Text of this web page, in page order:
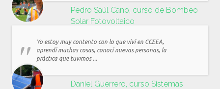
Pedro Saúl Cano, curso de Bombeo
Solar Fotovoltaico
Yo estoy muy contento con lo que viví en CCEEA,
aprendí muchas cosas, conocí nuevas personas, la
práctica que tuvimos ...
Daniel Guerrero, curso Sistemas